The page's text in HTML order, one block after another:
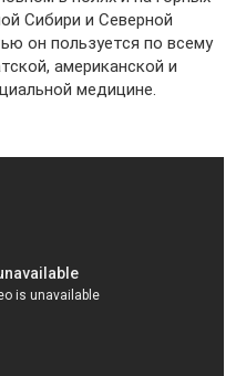
Сибири и Северной
он пользуется по всему
американской и
медицине.